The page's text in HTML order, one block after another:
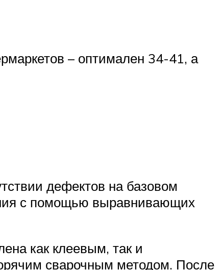
– оптимален 34-41, а
дефектов на базовом
с помощью выравнивающих
как клеевым, так и
сварочным методом. После